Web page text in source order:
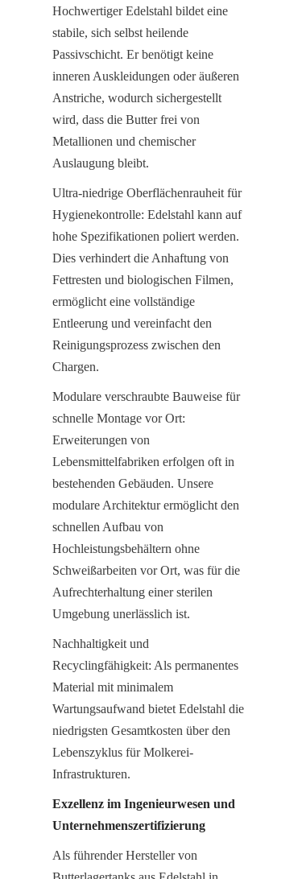
Hochwertiger Edelstahl bildet eine
stabile, sich selbst heilende
Passivschicht. Er benötigt keine
inneren Auskleidungen oder äußeren
Anstriche, wodurch sichergestellt
wird, dass die Butter frei von
Metallionen und chemischer
Auslaugung bleibt.
Ultra-niedrige Oberflächenrauheit für
Hygienekontrolle: Edelstahl kann auf
hohe Spezifikationen poliert werden.
Dies verhindert die Anhaftung von
Fettresten und biologischen Filmen,
ermöglicht eine vollständige
Entleerung und vereinfacht den
Reinigungsprozess zwischen den
Chargen.
Modulare verschraubte Bauweise für
schnelle Montage vor Ort:
Erweiterungen von
Lebensmittelfabriken erfolgen oft in
bestehenden Gebäuden. Unsere
modulare Architektur ermöglicht den
schnellen Aufbau von
Hochleistungsbehältern ohne
Schweißarbeiten vor Ort, was für die
Aufrechterhaltung einer sterilen
Umgebung unerlässlich ist.
Nachhaltigkeit und
Recyclingfähigkeit: Als permanentes
Material mit minimalem
Wartungsaufwand bietet Edelstahl die
niedrigsten Gesamtkosten über den
Lebenszyklus für Molkerei-
Infrastrukturen.
Exzellenz im Ingenieurwesen und
Unternehmenszertifizierung
Als führender Hersteller von